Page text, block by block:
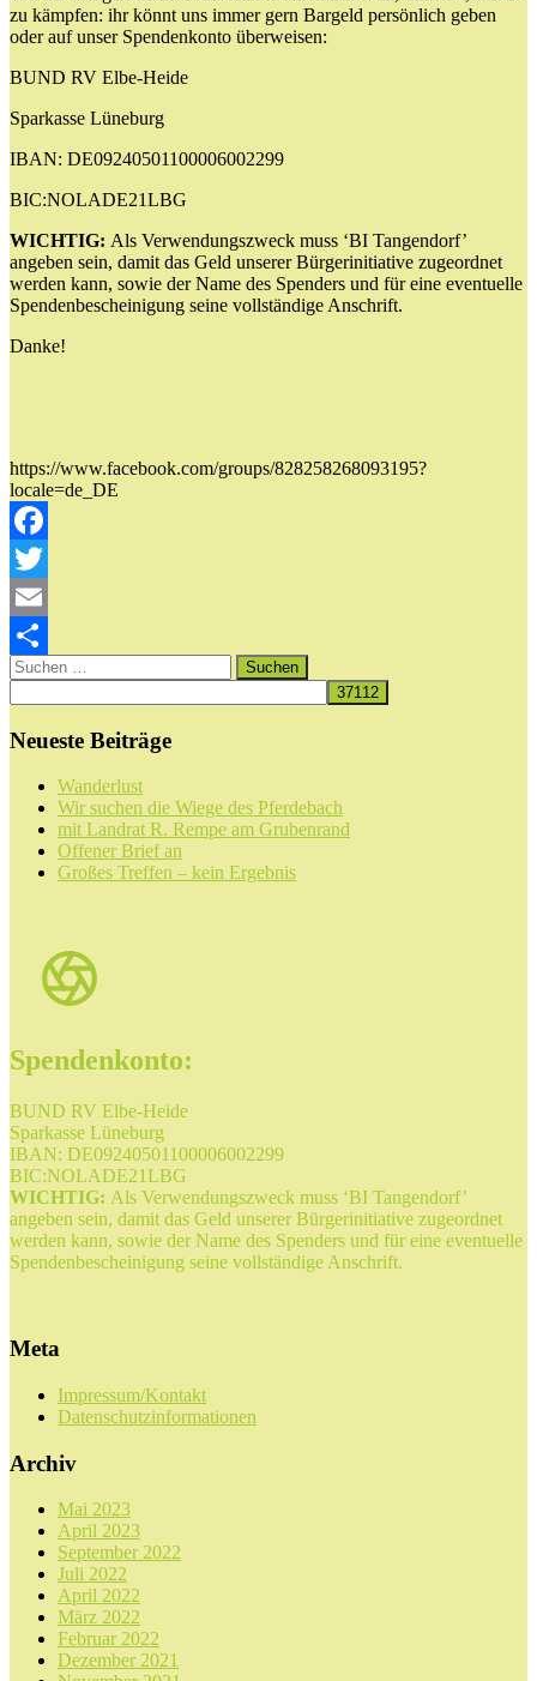
zu kämpfen: ihr könnt uns immer gern Bargeld persönlich geben
oder auf unser Spendenkonto überweisen:
BUND RV Elbe-Heide
Sparkasse Lüneburg
IBAN: DE09240501100006002299
BIC:NOLADE21LBG
WICHTIG: Als Verwendungszweck muss ‘BI Tangendorf’
angeben sein, damit das Geld unserer Bürgerinitiative zugeordnet
werden kann, sowie der Name des Spenders und für eine eventuelle
Spendenbescheinigung seine vollständige Anschrift.
Danke!
https://www.facebook.com/groups/828258268093195?
locale=de_DE
Facebook
Twitter
Email
Teilen
Suchen
nach:
Neueste Beiträge
Wanderlust
Wir suchen die Wiege des Pferdebach
mit Landrat R. Rempe am Grubenrand
Offener Brief an
Großes Treffen – kein Ergebnis
Spendenkonto:
BUND RV Elbe-Heide
Sparkasse Lüneburg
IBAN: DE09240501100006002299
BIC:NOLADE21LBG
WICHTIG: Als Verwendungszweck muss ‘BI Tangendorf’
angeben sein, damit das Geld unserer Bürgerinitiative zugeordnet
werden kann, sowie der Name des Spenders und für eine eventuelle
Spendenbescheinigung seine vollständige Anschrift.
Meta
Impressum/Kontakt
Datenschutzinformationen
Archiv
Mai 2023
April 2023
September 2022
Juli 2022
April 2022
März 2022
Februar 2022
Dezember 2021